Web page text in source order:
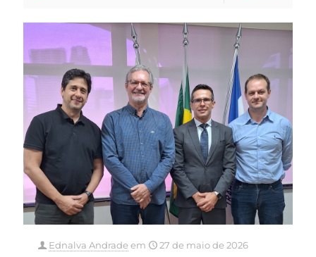
Ednalva Andrade em
27 de maio de 2026